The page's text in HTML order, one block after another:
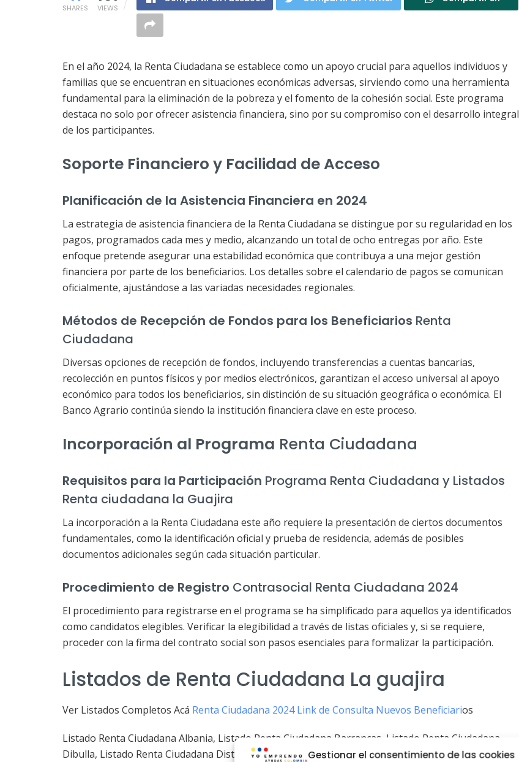
Gestionar el consentimiento de las cookies
SHARES VIEWS
En el año 2024, la Renta Ciudadana se establece como un apoyo crucial para aquellos individuos y
familias que se encuentran en situaciones económicas adversas, sirviendo como una herramienta
fundamental para la eliminación de la pobreza y el fomento de la cohesión social. Este programa
destaca no solo por ofrecer asistencia financiera, sino por su compromiso con el desarrollo integral
de los participantes.
Soporte Financiero y Facilidad de Acceso
Planificación de la Asistencia Financiera en 2024
La estrategia de asistencia financiera de la Renta Ciudadana se distingue por su regularidad en los
pagos, programados cada mes y medio, alcanzando un total de ocho entregas por año. Este
enfoque pretende asegurar una estabilidad económica que contribuya a una mejor gestión
financiera por parte de los beneficiarios. Los detalles sobre el calendario de pagos se comunican
oficialmente, ajustándose a las variadas necesidades regionales.
Métodos de Recepción de Fondos para los Beneficiarios Renta
Ciudadana
Diversas opciones de recepción de fondos, incluyendo transferencias a cuentas bancarias,
recolección en puntos físicos y por medios electrónicos, garantizan el acceso universal al apoyo
económico para todos los beneficiarios, sin distinción de su situación geográfica o económica. El
Banco Agrario continúa siendo la institución financiera clave en este proceso.
Incorporación al Programa Renta Ciudadana
Requisitos para la Participación Programa Renta Ciudadana y Listados
Renta ciudadana la Guajira
La incorporación a la Renta Ciudadana este año requiere la presentación de ciertos documentos
fundamentales, como la identificación oficial y prueba de residencia, además de posibles
documentos adicionales según cada situación particular.
Procedimiento de Registro Contrasocial Renta Ciudadana 2024
El procedimiento para registrarse en el programa se ha simplificado para aquellos ya identificados
como candidatos elegibles. Verificar la elegibilidad a través de listas oficiales y, si se requiere,
proceder con la firma del contrato social son pasos esenciales para formalizar la participación.
Listados de Renta Ciudadana La guajira
Ver Listados Completos Acá Renta Ciudadana 2024 Link de Consulta Nuevos Beneficiarios
Listado Renta Ciudadana Albania, Listado Renta Ciudadana Barrancas, Listado Renta Ciudadana
Dibulla, Listado Renta Ciudadana Distracción, Listado Renta Ciudadana El Molino, Listado Renta